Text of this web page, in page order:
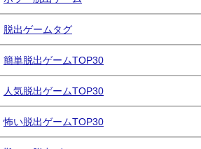
脱出ゲームタグ
簡単脱出ゲームTOP30
人気脱出ゲームTOP30
怖い脱出ゲームTOP30